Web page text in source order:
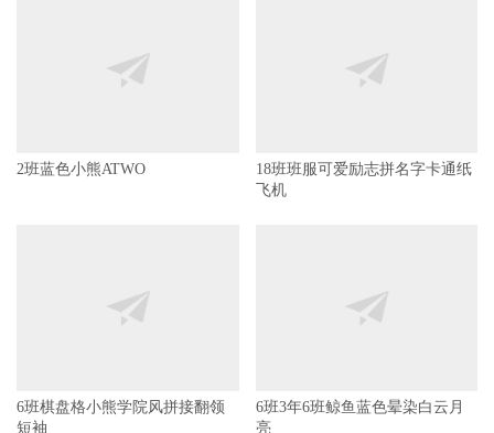
2班蓝色小熊ATWO
18班班服可爱励志拼名字卡通纸
飞机
6班棋盘格小熊学院风拼接翻领
短袖
6班3年6班鲸鱼蓝色晕染白云月
亮